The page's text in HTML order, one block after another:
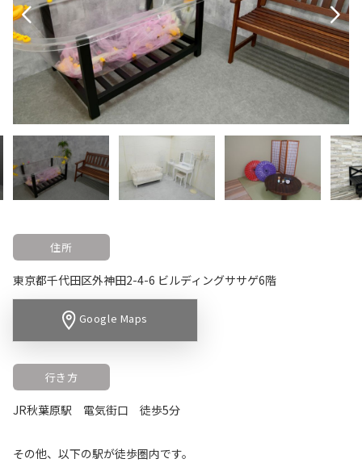
住所
東京都千代田区外神田2-4-6 ビルディングササゲ6階
Google Maps
行き方
JR秋葉原駅 電気街口 徒歩5分
その他、以下の駅が徒歩圏内です。